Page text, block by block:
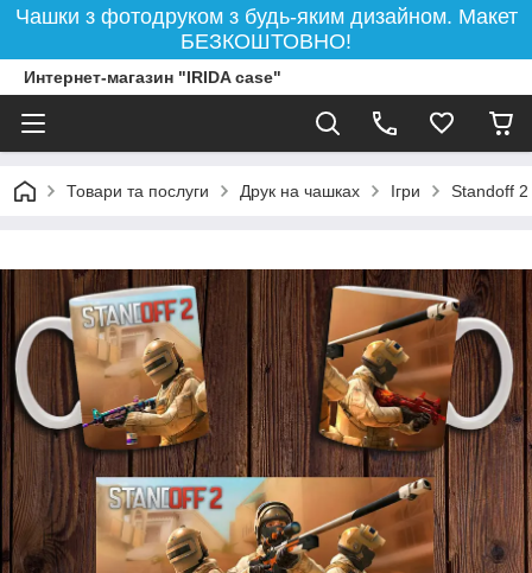
Чашки з фотодруком з будь-яким дизайном. Макет
БЕЗКОШТОВНО!
Интернет-магазин "IRIDA case"
Товари та послуги Друк на чашках Ігри Standoff 2